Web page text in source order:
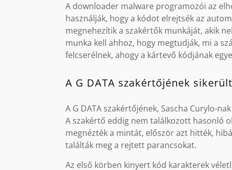
A downloader malware programozói az
használják, hogy a kódot elrejtsék az
megnehezítik a szakértők munkáját, akik
munka kell ahhoz, hogy megtudják, mi a
felcserélnek, ahogy a kártevő kódjának
A G DATA szakértőjének sikerült
A G DATA szakértőjének, Sascha Curylo-
A szakértő eddig nem találkozott hasonló
megnézték a mintát, először azt hitték,
találták meg a rejtett parancsokat.
Az első körben kinyert kód karakterek